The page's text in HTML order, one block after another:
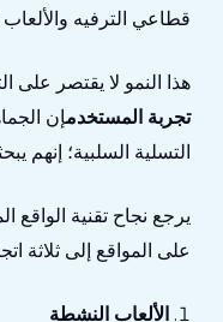
قطاعي الترفيه والألعاب
هذا النمو لا يقتصر على
تجربة المستخدمإن
التسلية السلبية؛ إنهم
على المواقع إلى ثلاثة
الألعاب النشطة